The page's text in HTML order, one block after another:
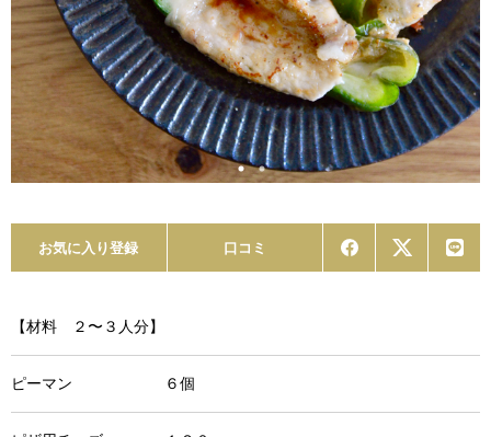
お気に入り登録 口コミ
【材料 ２〜３人分】
ピーマン ６個